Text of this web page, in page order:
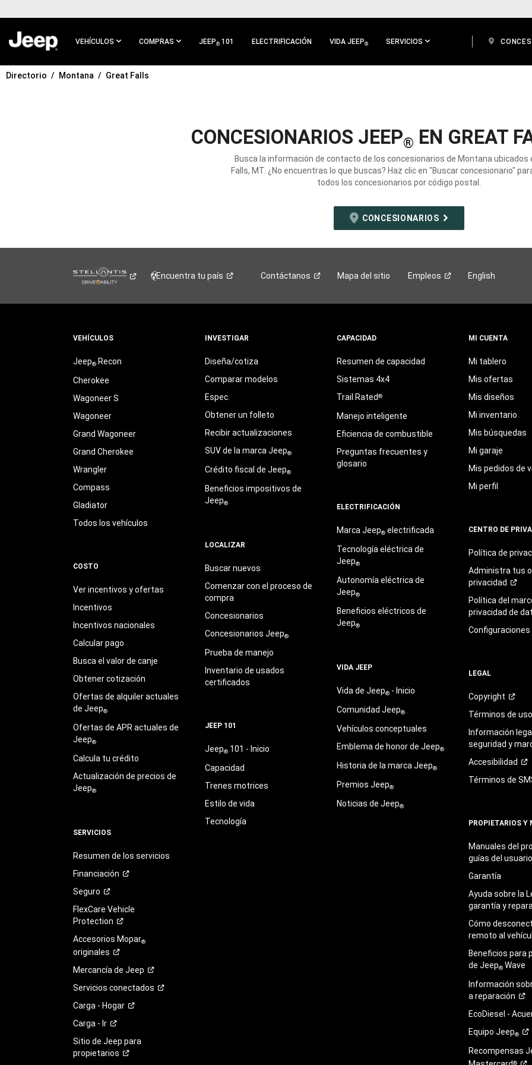
CONTENIDO
VEHÍCULOS COMPRAS JEEP® 101 ELECTRIFICACIÓN VIDA JEEP® SERVICIOS
IR A
Directorio Montana Great Falls
CONCESIONARIOS JEEP® EN GREAT
Busca la información de contacto de los concesionarios de Montana ubicados
Falls, MT. ¿No encuentras lo que buscas? Haz clic en "Buscar concesionario"
todos los concesionarios por código postal.
CONCESIONARIOS
Encuentra tu país Contáctanos Mapa del sitio Empleos English
VEHÍCULOS
Jeep®Recon
Cherokee
Wagoneer S
Wagoneer
Grand Wagoneer
Grand Cherokee
Wrangler
Compass
Gladiator
Todos los vehículos
COSTO
Ver incentivos y ofertas
Incentivos
Incentivos nacionales
Calcular pago
Busca el valor de canje
Obtener cotización
Ofertas de alquiler actuales
de Jeep®
Ofertas de APR actuales de
Jeep®
Calcula tu crédito
Actualización de precios de
Jeep®
SERVICIOS
Resumen de los servicios
Financiación
Seguro
FlexCare Vehicle
Protection
Accesorios Mopar®
originales
Mercancía de Jeep
Servicios conectados
Carga - Hogar
Carga - Ir
Sitio de Jeep para
propietarios
INVESTIGAR
Diseña/cotiza
Comparar modelos
Espec.
Obtener un folleto
Recibir actualizaciones
SUV de la marca Jeep®
Crédito fiscal de Jeep®
Beneficios impositivos de
Jeep®
LOCALIZAR
Buscar nuevos
Comenzar con el proceso de
compra
Concesionarios
Concesionarios Jeep®
Prueba de manejo
Inventario de usados
certificados
JEEP 101
Jeep®101 - Inicio
Capacidad
Trenes motrices
Estilo de vida
Tecnología
CAPACIDAD
Resumen de capacidad
Sistemas 4x4
Trail Rated®
Manejo inteligente
Eficiencia de combustible
Preguntas frecuentes y
glosario
ELECTRIFICACIÓN
Marca Jeep®electrificada
Tecnología eléctrica de
Jeep®
Autonomía eléctrica de
Jeep®
Beneficios eléctricos de
Jeep®
VIDA JEEP
Vida de Jeep®- Inicio
Comunidad Jeep®
Vehículos conceptuales
Emblema de honor de Jeep®
Historia de la marca Jeep®
Premios Jeep®
Noticias de Jeep®
MI CUENTA
Mi tablero
Mis ofertas
Mis diseños
Mi inventario
Mis búsquedas
Mi garaje
Mis pedidos de
Mi perfil
CENTRO DE
Política de
Administra tus
privacidad
Política del
privacidad de
Configuraciones
LEGAL
Copyright
Términos deuso
Información
seguridad y
Accesibilidad
Términos de
PROPIETARIOS Y
Manuales del
guías delusuario
Garantía
Ayuda sobre la
garantía y
Cómo
remoto al
Beneficios para
de Jeep® Wave
Información
areparación
EcoDiesel -
Equipo Jeep®
Recompensas
®